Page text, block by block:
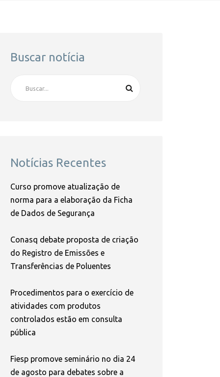
Buscar notícia
Notícias Recentes
Curso promove atualização de
norma para a elaboração da Ficha
de Dados de Segurança
Conasq debate proposta de criação
do Registro de Emissões e
Transferências de Poluentes
Procedimentos para o exercício de
atividades com produtos
controlados estão em consulta
pública
Fiesp promove seminário no dia 24
de agosto para debates sobre a